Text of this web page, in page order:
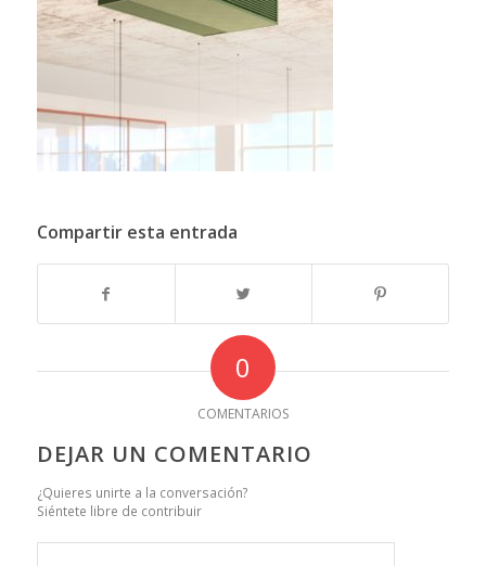
Compartir esta entrada
0
COMENTARIOS
DEJAR UN COMENTARIO
¿Quieres unirte a la conversación?
Siéntete libre de contribuir